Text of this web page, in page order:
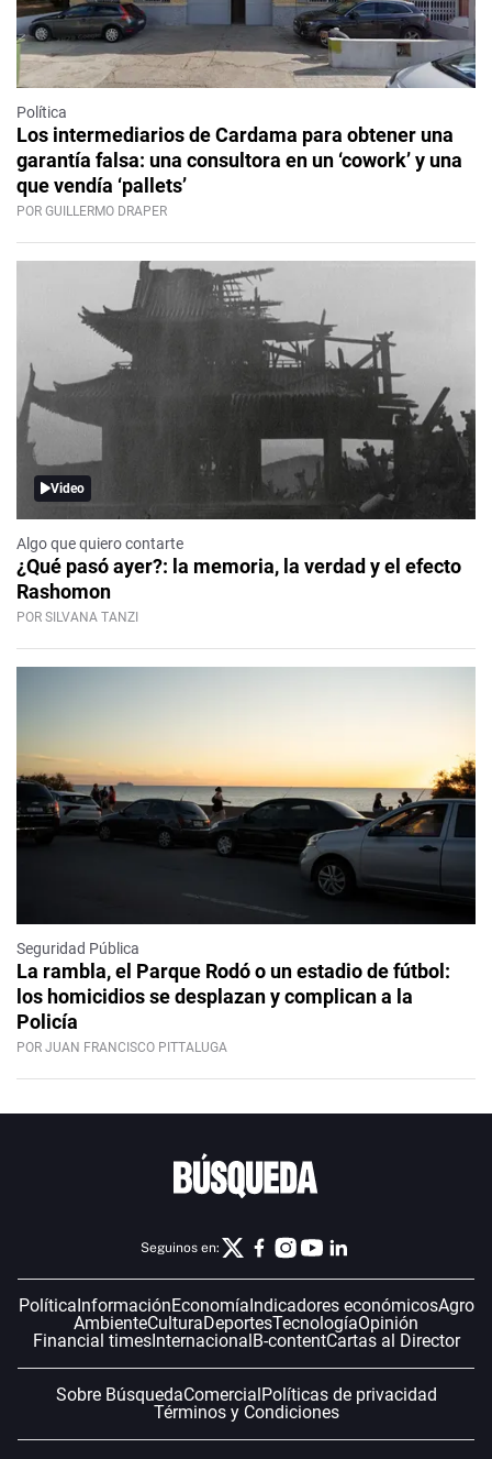
Política
Los intermediarios de Cardama para obtener una
garantía falsa: una consultora en un ‘cowork’ y una
que vendía ‘pallets’
POR GUILLERMO DRAPER
Video
Algo que quiero contarte
¿Qué pasó ayer?: la memoria, la verdad y el efecto
Rashomon
POR SILVANA TANZI
Seguridad Pública
La rambla, el Parque Rodó o un estadio de fútbol:
los homicidios se desplazan y complican a la
Policía
POR JUAN FRANCISCO PITTALUGA
Seguinos en:
Política InformaciónEconomía Indicadores económicosAgro
AmbienteCulturaDeportesTecnologíaOpinión
Financial timesInternacional B-contentCartas al Director
Sobre BúsquedaComercial Políticas de privacidad
Términos y Condiciones